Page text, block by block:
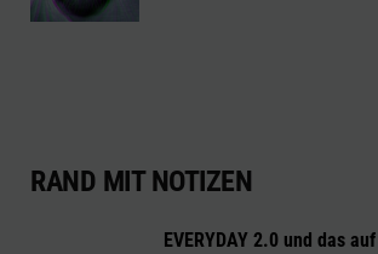
RAND MIT NOTIZEN
EVERYDAY 2.0 und das